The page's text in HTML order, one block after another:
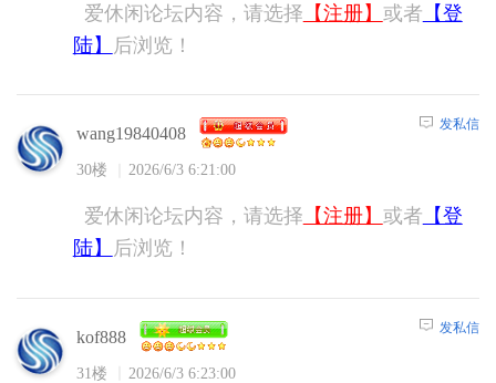
爱休闲论坛内容，请选择 【注册】 或者 【登
陆】
后浏览！
wang19840408
30楼 2026/6/3 6:21:00
发私信
爱休闲论坛内容，请选择 【注册】 或者 【登
陆】
后浏览！
kof888
31楼 2026/6/3 6:23:00
发私信